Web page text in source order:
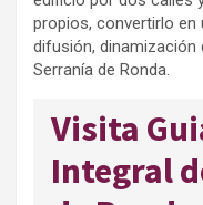
propios, convertirlo
difusión, dinamización
Serranía de Ronda.